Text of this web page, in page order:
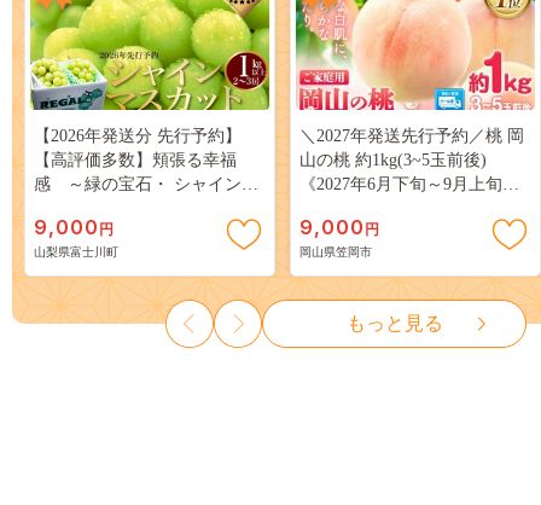
【2026年発送分 先行予約】
【高評価多数】頬張る幸福
感 ～緑の宝石・ シャインマ
３房） フルーツ 山梨県産 果
物 くだもの シャイン マスカ
ット ぶどう ブドウ 葡萄 大粒
種なし 先行予約 富士川町
10000円 一万円 9000円 九千円
9,000 円
山梨県富士川町
＼2027年発送先行予約／桃 岡
山の桃 約1kg(3~5玉前後)
《2027年6月下旬～9月上旬頃
岡山 はくとう スイーツ フル
ーツ 果物 デザート 旬 モモ も
も 先行予約 送料無料 果物 岡
山県 笠岡市 清水白桃 白鳳 白
麗 クール便---
kasaoka_zsy_419_100---
9,000 円
岡山県笠岡市
もっと見る